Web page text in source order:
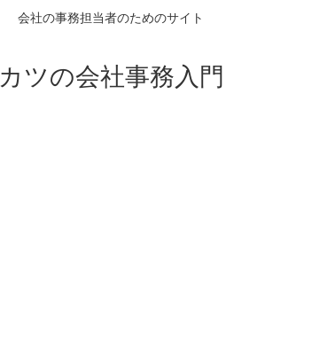
会社の事務担当者のためのサイト
カツの会社事務入門